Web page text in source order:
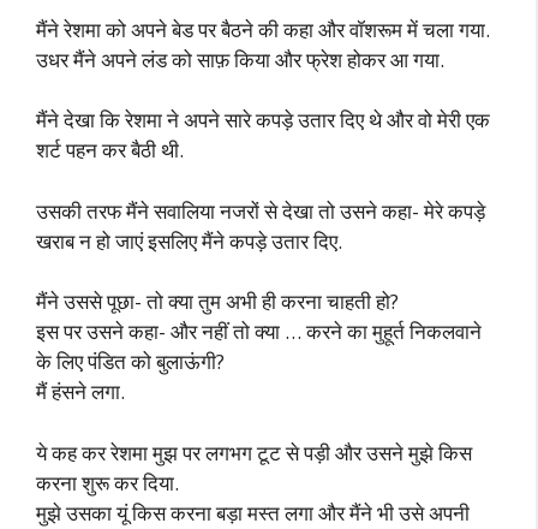
मैंने रेशमा को अपने बेड पर बैठने की कहा और वॉशरूम में चला गया.
उधर मैंने अपने लंड को साफ़ किया और फ्रेश होकर आ गया.
मैंने देखा कि रेशमा ने अपने सारे कपड़े उतार दिए थे और वो मेरी एक
शर्ट पहन कर बैठी थी.
उसकी तरफ मैंने सवालिया नजरों से देखा तो उसने कहा- मेरे कपड़े
खराब न हो जाएं इसलिए मैंने कपड़े उतार दिए.
मैंने उससे पूछा- तो क्या तुम अभी ही करना चाहती हो?
इस पर उसने कहा- और नहीं तो क्या … करने का मुहूर्त निकलवाने
के लिए पंडित को बुलाऊंगी?
मैं हंसने लगा.
ये कह कर रेशमा मुझ पर लगभग टूट से पड़ी और उसने मुझे किस
करना शुरू कर दिया.
मुझे उसका यूं किस करना बड़ा मस्त लगा और मैंने भी उसे अपनी